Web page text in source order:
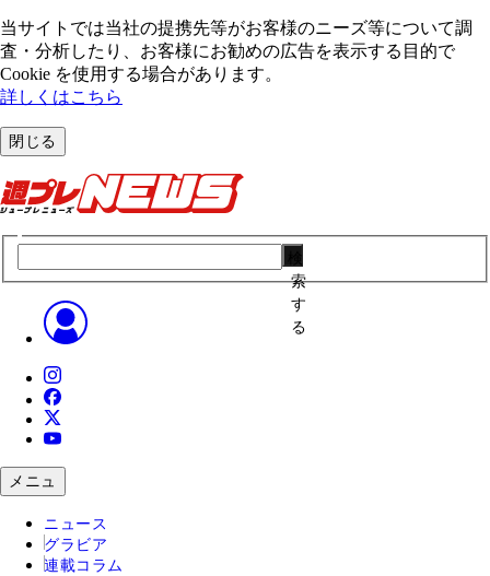
当サイトでは当社の提携先等がお客様のニーズ等について調
査・分析したり、お客様にお勧めの広告を表⽰する⽬的で
Cookie を使⽤する場合があります。
詳しくはこちら
閉じる
索
す
る
メニュ
ニュース
グラビア
連載コラム